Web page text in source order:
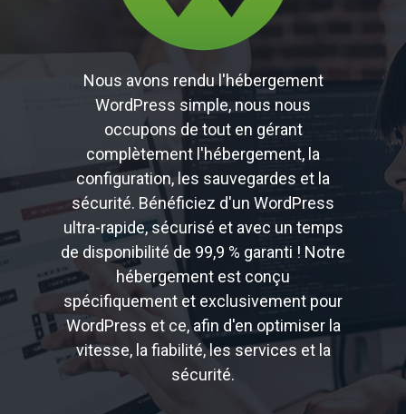
Nous avons rendu l'hébergement
WordPress simple, nous nous
occupons de tout en gérant
complètement l'hébergement, la
configuration, les sauvegardes et la
sécurité. Bénéficiez d'un WordPress
ultra-rapide, sécurisé et avec un temps
de disponibilité de 99,9 % garanti ! Notre
hébergement est conçu
spécifiquement et exclusivement pour
WordPress et ce, afin d'en optimiser la
vitesse, la fiabilité, les services et la
sécurité.